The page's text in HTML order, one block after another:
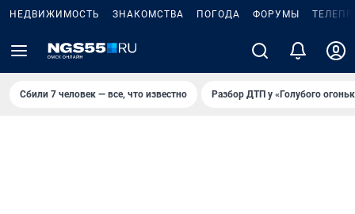
НЕДВИЖИМОСТЬ ЗНАКОМСТВА ПОГОДА ФОРУМЫ
Сбили 7 человек — все, что известно Разбор ДТП у «Голубого